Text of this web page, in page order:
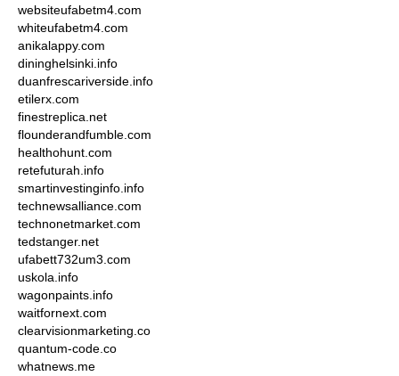
websiteufabetm4.com
whiteufabetm4.com
anikalappy.com
dininghelsinki.info
duanfrescariverside.info
etilerx.com
finestreplica.net
flounderandfumble.com
healthohunt.com
retefuturah.info
smartinvestinginfo.info
technewsalliance.com
technonetmarket.com
tedstanger.net
ufabett732um3.com
uskola.info
wagonpaints.info
waitfornext.com
clearvisionmarketing.co
quantum-code.co
whatnews.me